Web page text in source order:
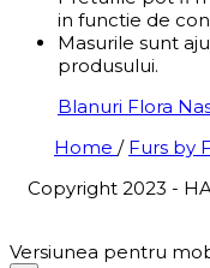
in functie de
Masurile sunt
produsului.
Blanuri Flora
Home / Furs by
Copyright 2023 -
Versiunea pentru